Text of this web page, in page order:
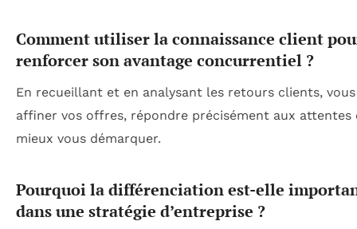
Comment utiliser la connaissance client
renforcer son avantage concurrentiel ?
En recueillant et en analysant les retours clients,
affiner vos offres, répondre précisément aux attentes
mieux vous démarquer.
Pourquoi la différenciation est-elle
dans une stratégie d’entreprise ?